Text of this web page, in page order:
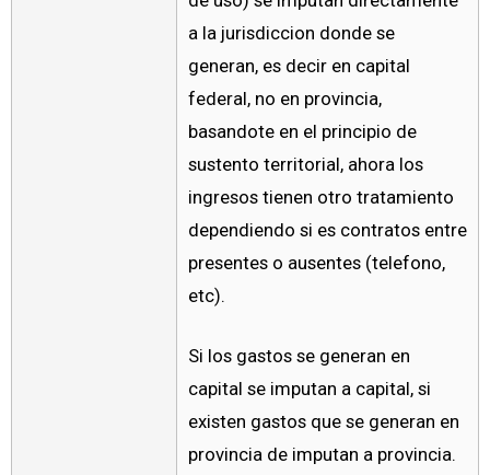
a la jurisdiccion donde se
generan, es decir en capital
federal, no en provincia,
basandote en el principio de
sustento territorial, ahora los
ingresos tienen otro tratamiento
dependiendo si es contratos entre
presentes o ausentes (telefono,
etc).
Si los gastos se generan en
capital se imputan a capital, si
existen gastos que se generan en
provincia de imputan a provincia.